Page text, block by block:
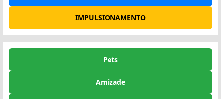
IMPULSIONAMENTO
Pets
Amizade